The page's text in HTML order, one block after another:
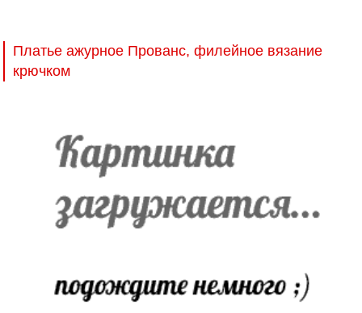
Платье ажурное Прованс, филейное вязание
крючком